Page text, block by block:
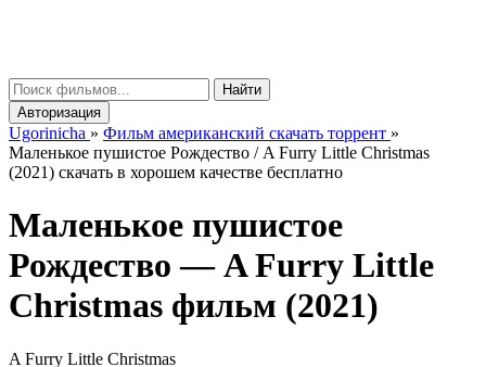
Найти
Авторизация
Ugorinicha » Фильм американский скачать торрент »
Маленькое пушистое Рождество / A Furry Little Christmas
(2021) скачать в хорошем качестве бесплатно
Маленькое пушистое
Рождество —A Furry Little
Christmas фильм (2021)
A Furry Little Christmas